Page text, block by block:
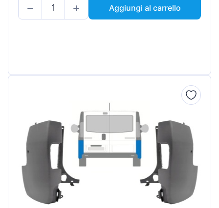
Aggiungi al carrello